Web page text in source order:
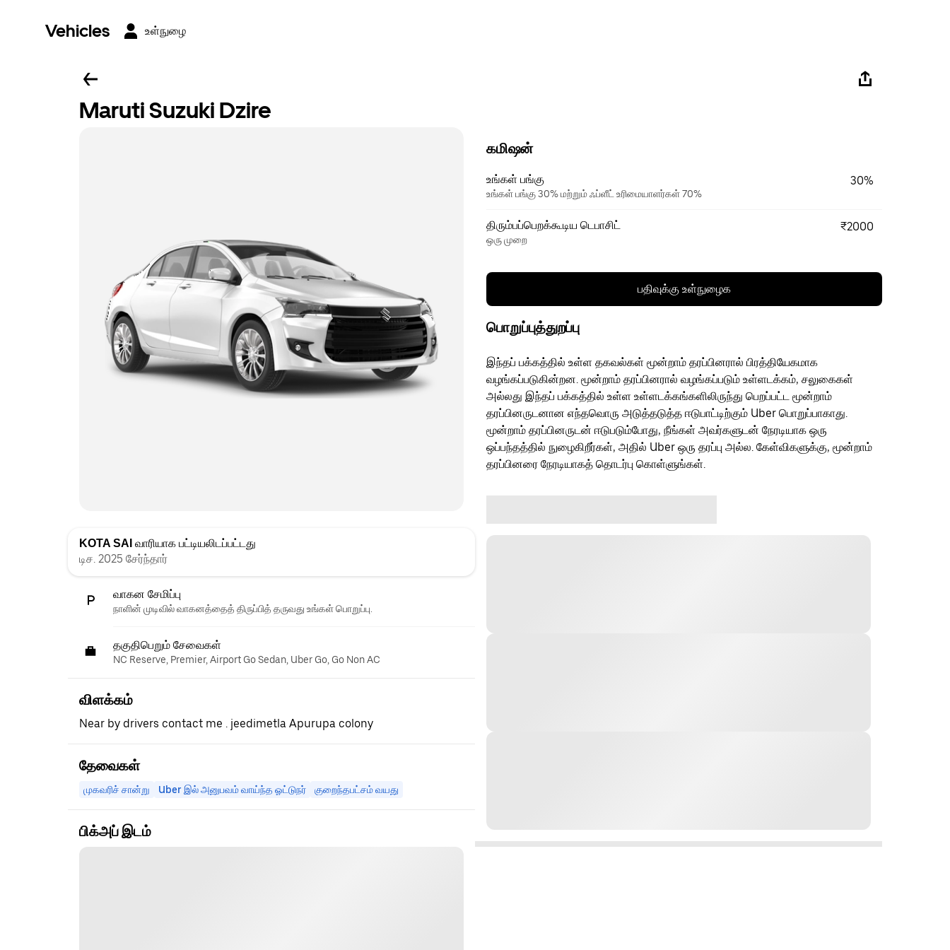
Vehicles உள்நுழை
Maruti Suzuki Dzire
KOTA SAI வாரியாக பட்டியலிடப்பட்டது
டிச. 2025 சேர்ந்தார்
வாகன சேமிப்பு
நாளின் முடிவில் வாகனத்தைத் திருப்பித் தருவது உங்கள் பொறுப்பு.
தகுதிபெறும் சேவைகள்
NC Reserve, Premier, Airport Go Sedan, Uber Go, Go Non AC
விளக்கம்
Near by drivers contact me . jeedimetla Apurupa colony
தேவைகள்
முகவரிச் சான்று Uber இல் அனுபவம் வாய்ந்த ஓட்டுநர் குறைந்தபட்சம் வயது
பிக்அப் இடம்
கமிஷன்
உங்கள் பங்கு
உங்கள் பங்கு 30% மற்றும் ஃப்ளீட் உரிமையாளர்கள் 70%
30%
திரும்பப்பெறக்கூடிய டெபாசிட்
ஒரு முறை
₹2000
பதிவுக்கு உள்நுழைக
பொறுப்புத்துறப்பு
இந்தப் பக்கத்தில் உள்ள தகவல்கள் மூன்றாம் தரப்பினரால் பிரத்தியேகமாக
வழங்கப்படுகின்றன. மூன்றாம் தரப்பினரால் வழங்கப்படும் உள்ளடக்கம், சலுகைகள்
அல்லது இந்தப் பக்கத்தில் உள்ள உள்ளடக்கங்களிலிருந்து பெறப்பட்ட மூன்றாம்
தரப்பினருடனான எந்தவொரு அடுத்தடுத்த ஈடுபாட்டிற்கும் Uber பொறுப்பாகாது.
மூன்றாம் தரப்பினருடன் ஈடுபடும்போது, நீங்கள் அவர்களுடன் நேரடியாக ஒரு
ஒப்பந்தத்தில் நுழைகிறீர்கள், அதில் Uber ஒரு தரப்பு அல்ல. கேள்விகளுக்கு, மூன்றாம்
தரப்பினரை நேரடியாகத் தொடர்பு கொள்ளுங்கள்.